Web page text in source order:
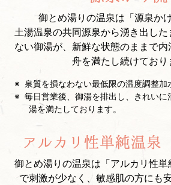
御とめ湯りの温泉は「源泉か
土湯温泉の共同源泉から湧き出し
ない御湯が、新鮮な状態のままで
舟を満たし続けており
泉質を損なわない最低限の温度調整加
毎日営業後、御湯を排出し、きれいに
湯を満たしております。
御とめ湯りの温泉は「アルカリ性
で刺激が少なく、敏感肌の方にも